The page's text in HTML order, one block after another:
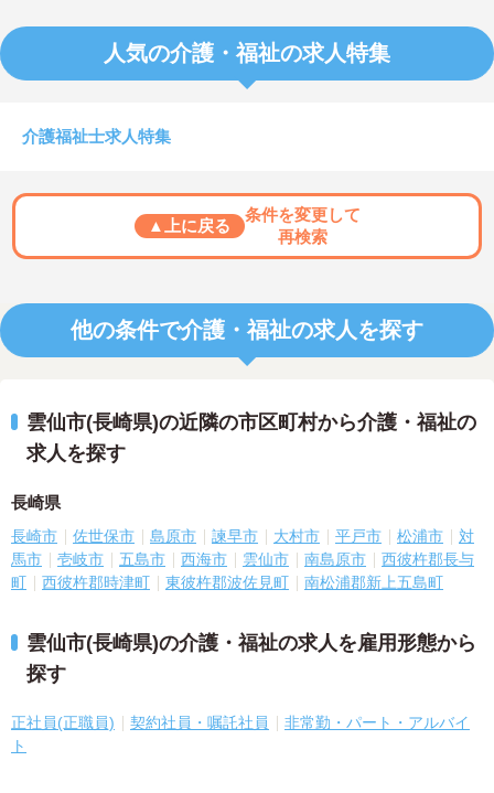
人気の介護・福祉の求人特集
介護福祉士求人特集
▲上に戻る
条件を変更して
再検索
他の条件で介護・福祉の求人を探す
雲仙市(長崎県)の近隣の市区町村から介護・福祉の
求人を探す
長崎県
長崎市 佐世保市 島原市 諫早市 大村市 平戸市 松浦市
対
馬市
壱岐市 五島市 西海市 雲仙市 南島原市
西彼杵郡長与
町
西彼杵郡時津町 東彼杵郡波佐見町 南松浦郡新上五島町
雲仙市(長崎県)の介護・福祉の求人を雇用形態から
探す
正社員(正職員) 契約社員・嘱託社員
非常勤・パート・アルバイ
ト